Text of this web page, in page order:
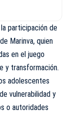
participación de
Marinva, quien
en el juego
y transformación.
adolescentes
vulnerabilidad y
o autoridades